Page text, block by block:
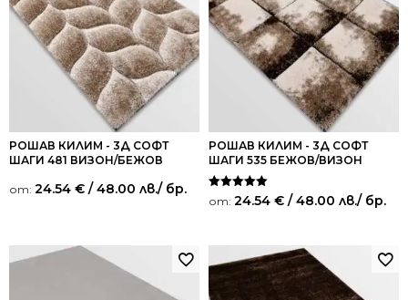
РОШАВ КИЛИМ - 3Д СОФТ
ШАГИ 481 ВИЗОН/БЕЖОВ
от: 24.54 € / 48.00 лв./ бр.
РОШАВ КИЛИМ - 3Д СОФТ
ШАГИ 535 БЕЖОВ/ВИЗОН
Оценено на
5.00
от: 24.54 € / 48.00 лв./ бр.